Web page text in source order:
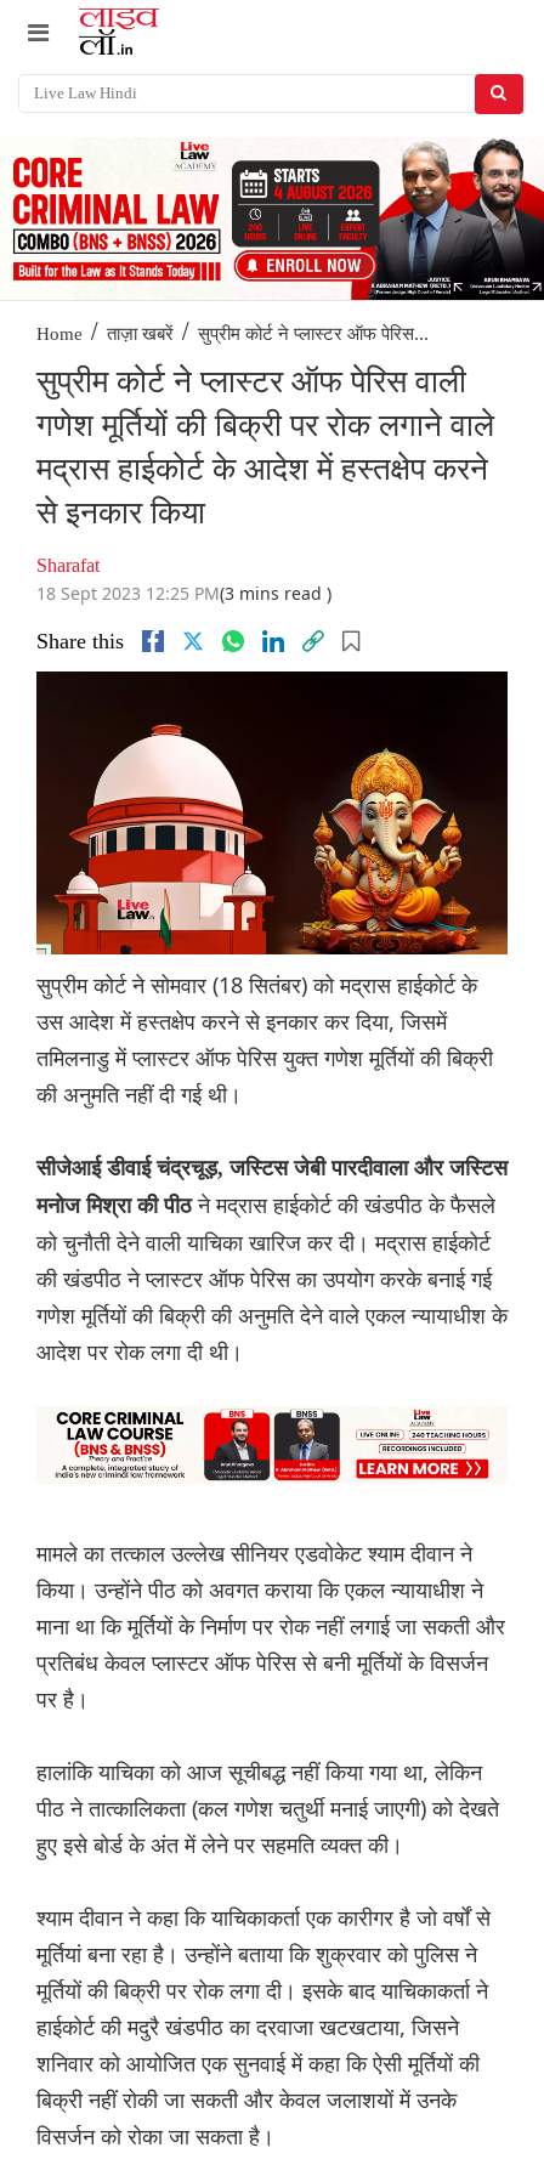
Home / ताज़ा खबरें / सुप्रीम कोर्ट ने प्लास्टर ऑफ पेरिस...
सुप्रीम कोर्ट ने प्लास्टर ऑफ पेरिस वाली
गणेश मूर्तियों की बिक्री पर रोक लगाने वाले
मद्रास हाईकोर्ट के आदेश में हस्तक्षेप करने
से इनकार किया
Sharafat
18 Sept 2023 12:25 PM(3 mins read )
Share this
सुप्रीम कोर्ट ने सोमवार (18 सितंबर) को मद्रास हाईकोर्ट के
उस आदेश में हस्तक्षेप करने से इनकार कर दिया, जिसमें
तमिलनाडु में प्लास्टर ऑफ पेरिस युक्त गणेश मूर्तियों की बिक्री
की अनुमति नहीं दी गई थी।
सीजेआई डीवाई चंद्रचूड़, जस्टिस जेबी पारदीवाला और जस्टिस
मनोज मिश्रा की पीठने मद्रास हाईकोर्ट की खंडपीठ के फैसले
को चुनौती देने वाली याचिका खारिज कर दी। मद्रास हाईकोर्ट
की खंडपीठ ने प्लास्टर ऑफ पेरिस का उपयोग करके बनाई गई
गणेश मूर्तियों की बिक्री की अनुमति देने वाले एकल न्यायाधीश के
आदेश पर रोक लगा दी थी।
मामले का तत्काल उल्लेख सीनियर एडवोकेट श्याम दीवान ने
किया। उन्होंने पीठ को अवगत कराया कि एकल न्यायाधीश ने
माना था कि मूर्तियों के निर्माण पर रोक नहीं लगाई जा सकती और
प्रतिबंध केवल प्लास्टर ऑफ पेरिस से बनी मूर्तियों के विसर्जन
पर है।
हालांकि याचिका को आज सूचीबद्ध नहीं किया गया था, लेकिन
पीठ ने तात्कालिकता (कल गणेश चतुर्थी मनाई जाएगी) को देखते
हुए इसे बोर्ड के अंत में लेने पर सहमति व्यक्त की।
श्याम दीवान ने कहा कि याचिकाकर्ता एक कारीगर है जो वर्षों से
मूर्तियां बना रहा है। उन्होंने बताया कि शुक्रवार को पुलिस ने
मूर्तियों की बिक्री पर रोक लगा दी। इसके बाद याचिकाकर्ता ने
हाईकोर्ट की मदुरै खंडपीठ का दरवाजा खटखटाया, जिसने
शनिवार को आयोजित एक सुनवाई में कहा कि ऐसी मूर्तियों की
बिक्री नहीं रोकी जा सकती और केवल जलाशयों में उनके
विसर्जन को रोका जा सकता है।